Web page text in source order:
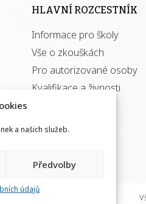
a našich služeb.
Předvolby
údajů
HLAVNÍ ROZCESTNÍK
Informace pro školy
Vše o zkouškách
Pro autorizované osoby
Kvalifikace a živnosti